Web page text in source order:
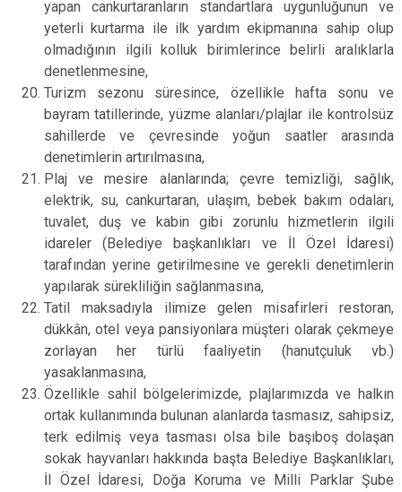
yapan cankurtaranların standartlara uygunluğunun ve
yeterli kurtarma ile ilk yardım ekipmanına sahip olup
olmadığının ilgili kolluk birimlerince belirli aralıklarla
denetlenmesine,
Turizm sezonu süresince, özellikle hafta sonu ve
bayram tatillerinde, yüzme alanları/plajlar ile kontrolsüz
sahillerde ve çevresinde yoğun saatler arasında
denetimlerin artırılmasına,
Plaj ve mesire alanlarında; çevre temizliği, sağlık,
elektrik, su, cankurtaran, ulaşım, bebek bakım odaları,
tuvalet, duş ve kabin gibi zorunlu hizmetlerin ilgili
idareler (Belediye başkanlıkları ve İl Özel İdaresi)
tarafından yerine getirilmesine ve gerekli denetimlerin
yapılarak sürekliliğin sağlanmasına,
Tatil maksadıyla ilimize gelen misafirleri restoran,
dükkân, otel veya pansiyonlara müşteri olarak çekmeye
zorlayan her türlü faaliyetin (hanutçuluk vb.)
yasaklanmasına,
Özellikle sahil bölgelerimizde, plajlarımızda ve halkın
ortak kullanımında bulunan alanlarda tasmasız, sahipsiz,
terk edilmiş veya tasması olsa bile başıboş dolaşan
sokak hayvanları hakkında başta Belediye Başkanlıkları,
İl Özel İdaresi, Doğa Koruma ve Milli Parklar Şube